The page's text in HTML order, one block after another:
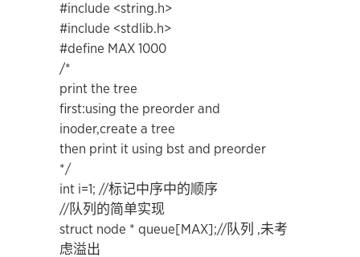
#include <string.h>
#include <stdlib.h>
#define MAX 1000
/*
print the tree
first:using the preorder and
inoder,create a tree
then print it using bst and preorder
*/
int i=1; //标记中序中的顺序
//队列的简单实现
struct node * queue[MAX];//队列 ,未考
虑溢出